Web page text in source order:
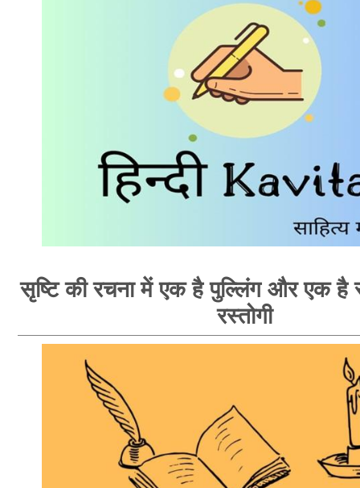
सृष्टि की रचना में एक है पुल्लिंग और एक है
रस्तोगी